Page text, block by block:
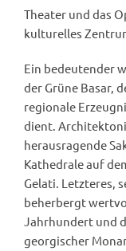
Theater und das
kulturelles
Ein bedeutender
der Grüne Basar,
regionale
dient.
herausragende
Kathedrale auf
Gelati. Letzteres,
beherbergt
Jahrhundert und
georgischer